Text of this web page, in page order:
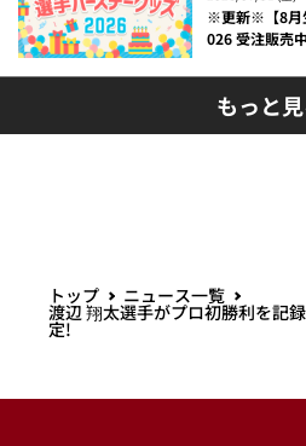
※更新※【8月
026 受注販売
もっと
トップ ニュース一覧
渡辺 翔太選手がプロ初勝利を記
定!